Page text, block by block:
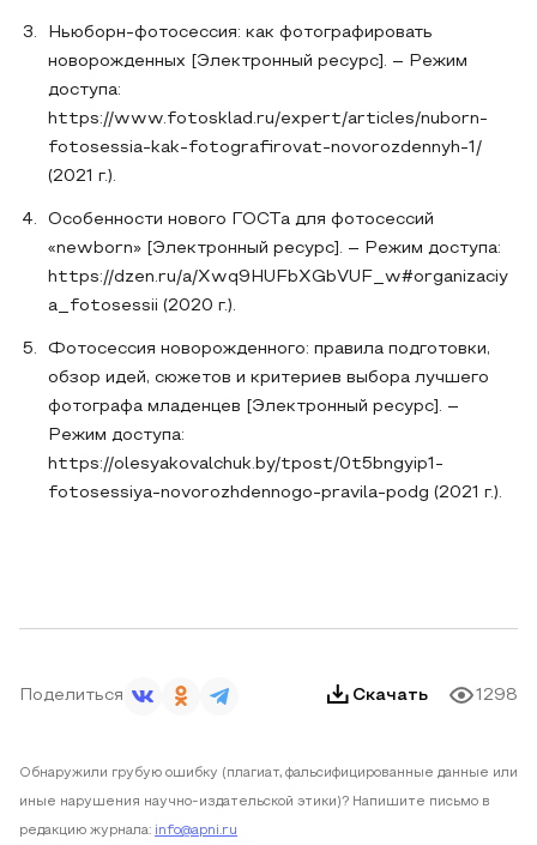
Ньюборн-фотосессия: как фотографировать
новорожденных [Электронный ресурс]. – Режим
доступа:
https://www.fotosklad.ru/expert/articles/nuborn-
fotosessia-kak-fotografirovat-novorozdennyh-1/
(2021 г.).
Особенности нового ГОСТа для фотосессий
«newborn» [Электронный ресурс]. – Режим доступа:
https://dzen.ru/a/Xwq9HUFbXGbVUF_w#organizaciy
a_fotosessii (2020 г.).
Фотосессия новорожденного: правила подготовки,
обзор идей, сюжетов и критериев выбора лучшего
фотографа младенцев [Электронный ресурс]. –
Режим доступа:
https://olesyakovalchuk.by/tpost/0t5bngyip1-
fotosessiya-novorozhdennogo-pravila-podg (2021 г.).
Поделиться Скачать 1298
Обнаружили грубую ошибку (плагиат, фальсифицированные данные или
иные нарушения научно-издательской этики)? Напишите письмо в
редакцию журнала: info@apni.ru